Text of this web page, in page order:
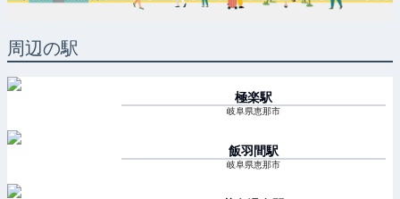
周辺の駅
極楽駅
岐阜県恵那市
飯羽間駅
岐阜県恵那市